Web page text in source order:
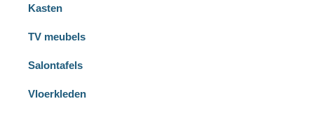
Kasten
TV meubels
Salontafels
Vloerkleden